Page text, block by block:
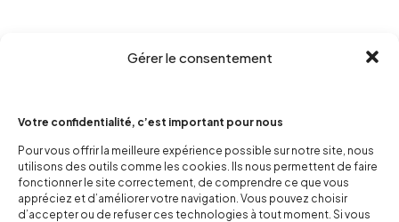
Gérer le consentement
Votre confidentialité, c’est important pour nous
Pour vous offrir la meilleure expérience possible sur notre site, nous
utilisons des outils comme les cookies. Ils nous permettent de faire
fonctionner le site correctement, de comprendre ce que vous
appréciez et d’améliorer votre navigation. Vous pouvez choisir
d’accepter ou de refuser ces technologies à tout moment. Si vous
contact@popnbaby.com
+33 01 64 62 14 89